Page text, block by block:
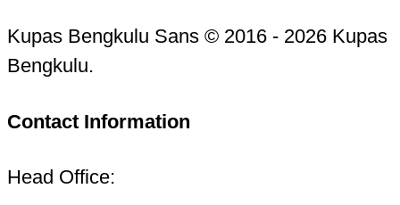
Kupas Bengkulu Sans © 2016 - 2026 Kupas
Bengkulu.
Contact Information
Head Office: